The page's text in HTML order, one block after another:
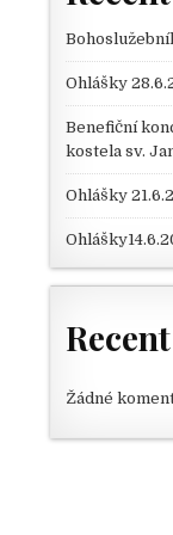
Ohlášky
Benefiční
kostela sv.
Ohlášky
Žádné